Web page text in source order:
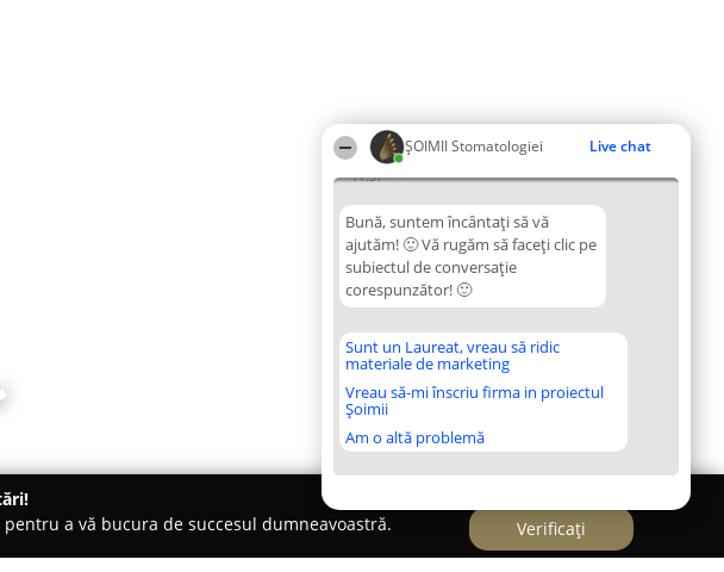
ȘOIMII Stomatologiei Live chat
11:37
Bună, suntem încântați să vă
ajutăm! 🙂 Vă rugăm să faceți clic pe
subiectul de conversație
corespunzător! 🙂
Sunt un Laureat, vreau să ridic
materiale de marketing
Vreau să-mi înscriu firma in proiectul
Șoimii
Am o altă problemă
a vă bucura de succesul dumneavoastră.
Verificați